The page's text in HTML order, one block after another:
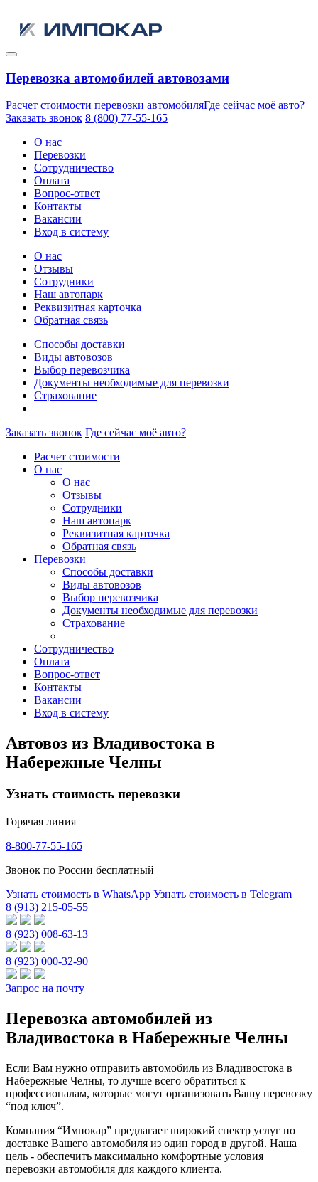
Перевозка автомобилей автовозами
Расчет стоимости перевозки автомобиляГде сейчас моё авто?
Заказать звонок 8 (800) 77-55-165
О нас
Перевозки
Сотрудничество
Оплата
Вопрос-ответ
Контакты
Вакансии
Вход в систему
О нас
Отзывы
Сотрудники
Наш автопарк
Реквизитная карточка
Обратная связь
Способы доставки
Виды автовозов
Выбор перевозчика
Документы необходимые для перевозки
Страхование
Заказать звонок Где сейчас моё авто?
Расчет стоимости
О нас
О нас
Отзывы
Сотрудники
Наш автопарк
Реквизитная карточка
Обратная связь
Перевозки
Способы доставки
Виды автовозов
Выбор перевозчика
Документы необходимые для перевозки
Страхование
Сотрудничество
Оплата
Вопрос-ответ
Контакты
Вакансии
Вход в систему
Автовоз из Владивостока в
Набережные Челны
Узнать стоимость перевозки
Горячая линия
8-800-77-55-165
Звонок по России бесплатный
Узнать стоимость в WhatsApp Узнать стоимость в Telegram
8 (913) 215-05-55
8 (923) 008-63-13
8 (923) 000-32-90
Запрос на почту
Перевозка автомобилей из
Владивостока в Набережные Челны
Если Вам нужно отправить автомобиль из Владивостока в
Набережные Челны, то лучше всего обратиться к
профессионалам, которые могут организовать Вашу перевозку
“под ключ”.
Компания “Импокар” предлагает широкий спектр услуг по
доставке Вашего автомобиля из один город в другой. Наша
цель - обеспечить максимально комфортные условия
перевозки автомобиля для каждого клиента.